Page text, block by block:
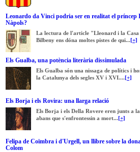
Leonardo da Vinci podria ser en realitat el
Nàpols?
La lectura de l'article "Lleonard i la
Bilbeny ens dóna moltes pistes de qui...[+]
Els Gualba, una potència literària dissimulada
Els Gualba són una nissaga de polítics i
la Catalunya dels segles XV i XVI....[+]
Els Borja i els Rovira: una llarga relació
Els Borja i els Della Rovere eren junts a
abans que s'enfrontessin a mort...[+]
Felipa de Coïmbra i d'Urgell, un llibre sobre la
Colom